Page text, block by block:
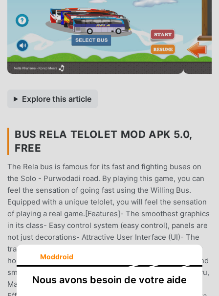
Explore this article
BUS RELA TELOLET MOD APK 5.0,
FREE
The Rela bus is famous for its fast and fighting buses on
the Solo - Purwodadi road. By playing this game, you can
feel the sensation of going fast using the Willing Bus.
Equipped with a unique telolet, you will feel the sensation
of playing a real game.[Features]- The smoothest graphics
in its class- Easy control system (easy control), panels are
not just decorations- Attractive User Interface (UI)- The
tracks are made with care and have been tested- Telolet
horn- The most complete bus collection- Light weight and
small game capacityBus Collection:Bejeu, Sugeng Rahayu,
Madu Kismo, Harapan Jaya, Raya, Gunung Mulia,
Moddroid
Nous avons besoin de votre aide